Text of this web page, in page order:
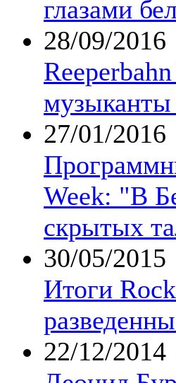
глазами
28/09/2016
27/01/2016
Week: "В
скрытых
30/05/2015
Итоги
22/12/2014